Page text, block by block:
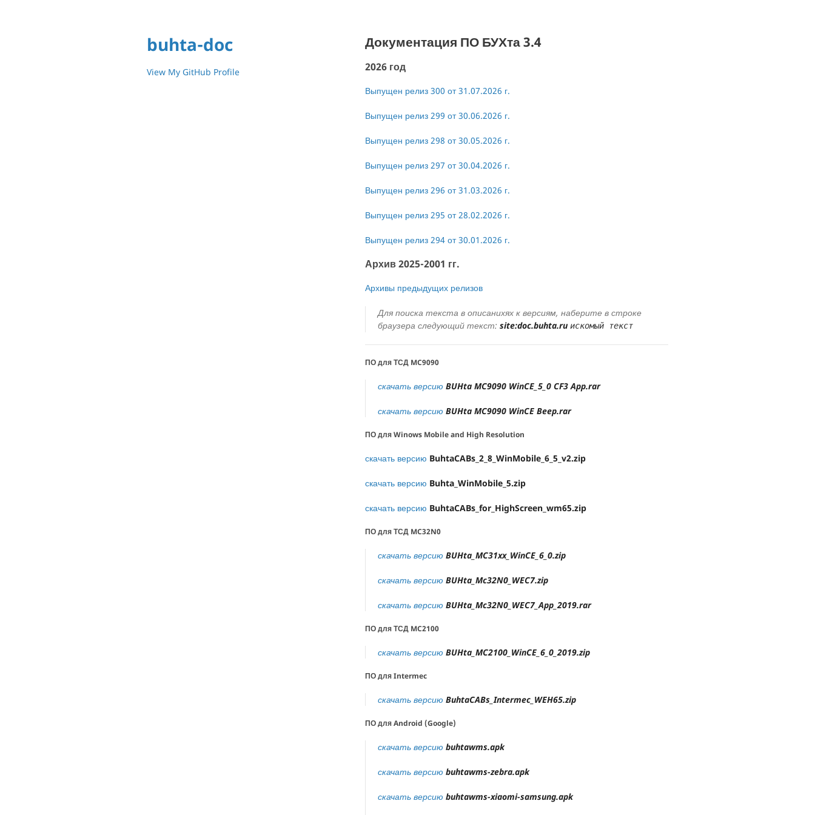
buhta-doc
View My GitHub Profile
Документация ПО БУХта 3.4
2026 год
Выпущен релиз 300 от 31.07.2026 г.
Выпущен релиз 299 от 30.06.2026 г.
Выпущен релиз 298 от 30.05.2026 г.
Выпущен релиз 297 от 30.04.2026 г.
Выпущен релиз 296 от 31.03.2026 г.
Выпущен релиз 295 от 28.02.2026 г.
Выпущен релиз 294 от 30.01.2026 г.
Архив 2025-2001 гг.
Архивы предыдущих релизов
Для поиска текста в описанихях к версиям, наберите в строке
браузера следующий текст: site:doc.buhta.ru искомый текст
ПО для ТСД MC9090
скачать версию BUHta MC9090 WinCE_5_0 CF3 App.rar
скачать версию BUHta MC9090 WinCE Beep.rar
ПО для Winows Mobile and High Resolution
скачать версию BuhtaCABs_2_8_WinMobile_6_5_v2.zip
скачать версию Buhta_WinMobile_5.zip
скачать версию BuhtaCABs_for_HighScreen_wm65.zip
ПО для ТСД MC32N0
скачать версию BUHta_MC31xx_WinCE_6_0.zip
скачать версию BUHta_Mc32N0_WEC7.zip
скачать версию BUHta_Mc32N0_WEC7_App_2019.rar
ПО для ТСД MC2100
скачать версию BUHta_MC2100_WinCE_6_0_2019.zip
ПО для Intermec
скачать версию BuhtaCABs_Intermec_WEH65.zip
ПО для Android (Google)
скачать версию buhtawms.apk
скачать версию buhtawms-zebra.apk
скачать версию buhtawms-xiaomi-samsung.apk